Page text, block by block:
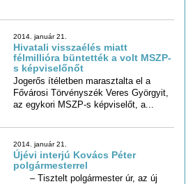
2014. január 21.
Hivatali visszaélés miatt
félmillióra büntették a volt MSZP-
s képviselőnőt
Jogerős ítéletben marasztalta el a
Fővárosi Törvényszék Veres Györgyit,
az egykori MSZP-s képviselőt, a...
2014. január 21.
Újévi interjú Kovács Péter
polgármesterrel
– Tisztelt polgármester úr, az új
esztendő kezdetén hogyan tekint